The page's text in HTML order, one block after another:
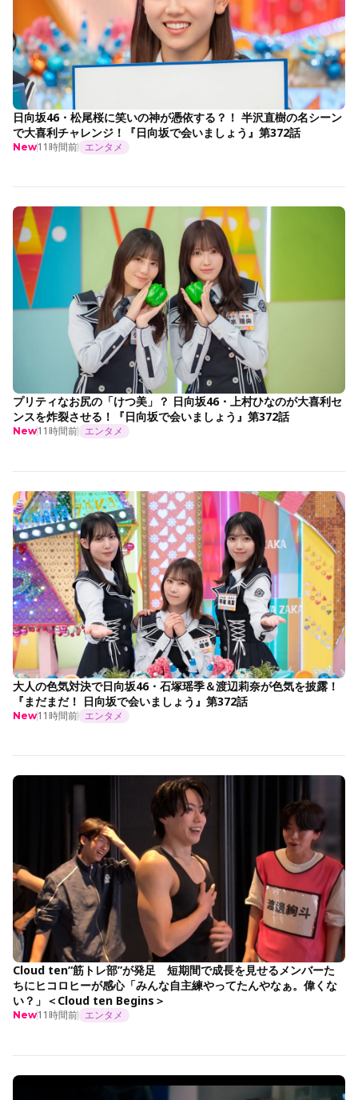
日向坂46・松尾桜に笑いの神が憑依する？！ 半沢直樹の名シーン
で大喜利チャレンジ！『日向坂で会いましょう』第372話
New11時間前 エンタメ
プリティなお尻の「けつ美」？ 日向坂46・上村ひなのが大喜利セ
ンスを炸裂させる！『日向坂で会いましょう』第372話
New11時間前 エンタメ
大人の色気対決で日向坂46・石塚瑶季＆渡辺莉奈が色気を披露！
『まだまだ！ 日向坂で会いましょう』第372話
New11時間前 エンタメ
Cloud ten“筋トレ部”が発足 短期間で成長を見せるメンバーた
ちにヒコロヒーが感心「みんな自主練やってたんやなぁ。偉くな
い？」＜Cloud ten Begins＞
New11時間前 エンタメ